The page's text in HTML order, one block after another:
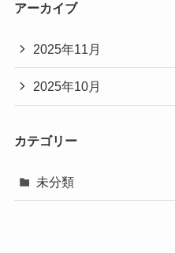
アーカイブ
2025年11月
2025年10月
カテゴリー
未分類